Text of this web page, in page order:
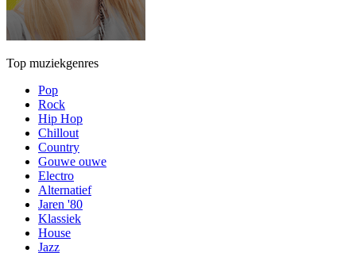
Top muziekgenres
Pop
Rock
Hip Hop
Chillout
Country
Gouwe ouwe
Electro
Alternatief
Jaren '80
Klassiek
House
Jazz